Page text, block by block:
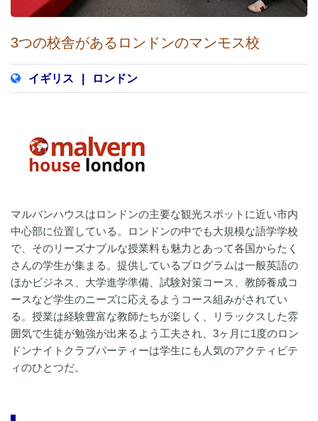
3つの校舎があるロンドンのマンモス校
イギリス ロンドン
マルバンハウスはロンドンの主要な観光スポットに近い市内
中心部に位置している。ロンドンの中でも大規模な語学学校
で、そのリーズナブルな授業料も魅力とあって各国からたく
さんの学生が集まる。提供しているプログラムは一般英語の
ほかビジネス、大学進学準備、試験対策コース、教師養成コ
ースなど学生のニーズに応えるようコース組みがされてい
る。授業は経験豊富な教師たちが楽しく、リラックスした雰
囲気で生徒が勉強が出来るよう工夫され、3ヶ月に1度のロン
ドンナイトクラブパーティーは学生にも人気のアクティビテ
ィのひとつだ。